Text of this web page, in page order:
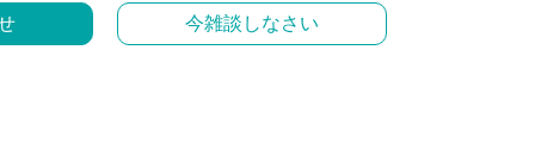
今雑談しなさい